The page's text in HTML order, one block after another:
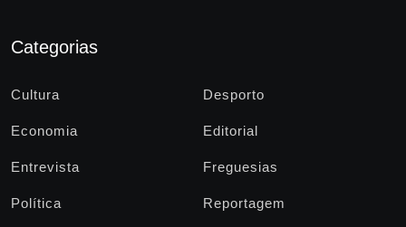
Categorias
Cultura Desporto
Economia Editorial
Entrevista Freguesias
Política Reportagem